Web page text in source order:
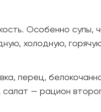
Особенно супы,
холодную,
перец,
салат — рацион